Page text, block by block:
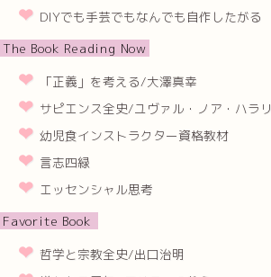
DIYでも手芸でもなんでも自作したがる
The Book Reading Now
「正義」を考える/大澤真幸
サピエンス全史/ユヴァル・ノア・ハラリ
幼児食インストラクター資格教材
言志四緑
エッセンシャル思考
Favorite Book
哲学と宗教全史/出口治明